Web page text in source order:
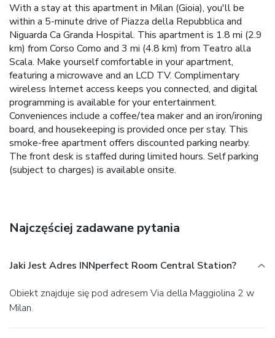
With a stay at this apartment in Milan (Gioia), you'll be
within a 5-minute drive of Piazza della Repubblica and
Niguarda Ca Granda Hospital. This apartment is 1.8 mi (2.9
km) from Corso Como and 3 mi (4.8 km) from Teatro alla
Scala. Make yourself comfortable in your apartment,
featuring a microwave and an LCD TV. Complimentary
wireless Internet access keeps you connected, and digital
programming is available for your entertainment.
Conveniences include a coffee/tea maker and an iron/ironing
board, and housekeeping is provided once per stay. This
smoke-free apartment offers discounted parking nearby.
The front desk is staffed during limited hours. Self parking
(subject to charges) is available onsite.
Najczęściej zadawane pytania
Jaki Jest Adres INNperfect Room Central Station?
Obiekt znajduje się pod adresem Via della Maggiolina 2 w
Milan.